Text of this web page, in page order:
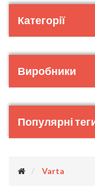
Категорії
Виробники
Популярні
Varta